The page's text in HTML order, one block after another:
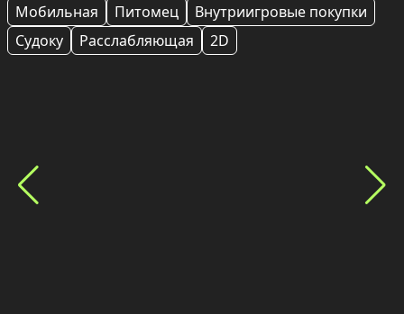
Мобильная
Питомец
Внутриигровые покупки
Судоку
Расслабляющая 2D